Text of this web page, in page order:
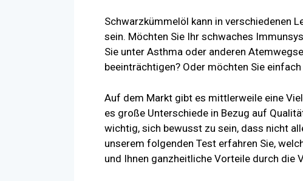
Schwarzkümmelöl kann in verschiedenen
sein. Möchten Sie Ihr schwaches
Sie unter Asthma oder anderen
beeinträchtigen? Oder möchten Sie
Auf dem Markt gibt es mittlerweile eine
es große Unterschiede in Bezug auf
wichtig, sich bewusst zu sein, dass nicht
unserem folgenden Test erfahren Sie,
und Ihnen ganzheitliche Vorteile durch die